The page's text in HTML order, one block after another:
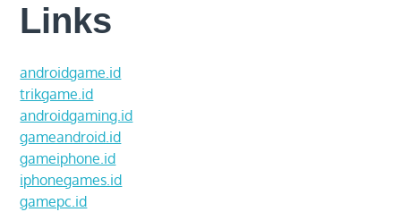
Links
androidgame.id
trikgame.id
androidgaming.id
gameandroid.id
gameiphone.id
iphonegames.id
gamepc.id